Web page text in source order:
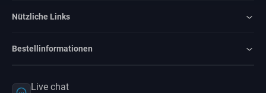
Nützliche Links
Bestellinformationen
Live chat